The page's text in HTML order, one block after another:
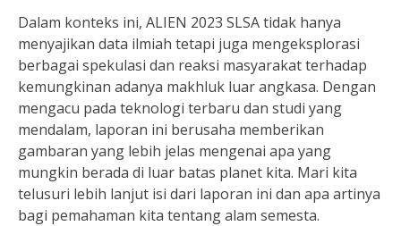
Dalam konteks ini, ALIEN 2023 SLSA tidak hanya
menyajikan data ilmiah tetapi juga mengeksplorasi
berbagai spekulasi dan reaksi masyarakat terhadap
kemungkinan adanya makhluk luar angkasa. Dengan
mengacu pada teknologi terbaru dan studi yang
mendalam, laporan ini berusaha memberikan
gambaran yang lebih jelas mengenai apa yang
mungkin berada di luar batas planet kita. Mari kita
telusuri lebih lanjut isi dari laporan ini dan apa artinya
bagi pemahaman kita tentang alam semesta.